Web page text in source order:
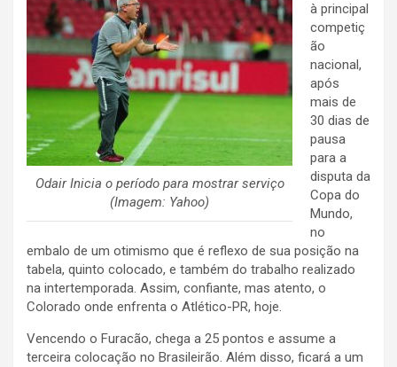
Odair Inicia o período para mostrar serviço
(Imagem: Yahoo)
à principal
competiç
ão
nacional,
após
mais de
30 dias de
pausa
para a
disputa da
Copa do
Mundo,
no
embalo de um otimismo que é reflexo de sua posição na
tabela, quinto colocado, e também do trabalho realizado
na intertemporada. Assim, confiante, mas atento, o
Colorado onde enfrenta o Atlético-PR, hoje.
Vencendo o Furacão, chega a 25 pontos e assume a
terceira colocação no Brasileirão. Além disso, ficará a um